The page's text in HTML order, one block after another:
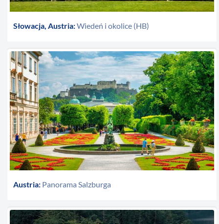
Słowacja, Austria:Wiedeń i okolice (HB)
Austria: Panorama Salzburga